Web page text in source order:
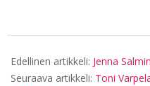
02-
25
Edellinen artikkeli: Jenna
Seuraava artikkeli: Toni